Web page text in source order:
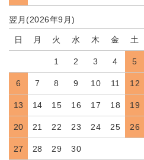
翌月(2026年9月)
日 月 火 水 木 金 土
1 2 3 4 5
6 7 8 9 10 11 12
13 14 15 16 17 18 19
20 21 22 23 24 25 26
27 28 29 30